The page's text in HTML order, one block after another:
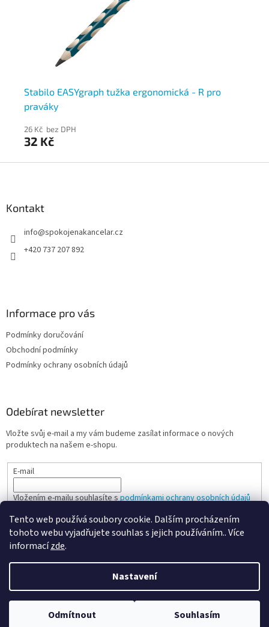
Tento web používá soubory cookie. Dalším procházením
tohoto webu vyjadřujete souhlas s jejich používáním.. Více
informacízde.
Nastavení
Odmítnout Souhlasím
Stabilo EASYgraph tužka ergonomická - R pro
praváky
26 Kč bez DPH
32 Kč
Kontakt
info@spokojenakancelar.cz
+420 737 207 892
Informace pro vás
Podmínky doručování
Obchodní podmínky
Podmínky ochrany osobních údajů
Odebírat newsletter
Vložte svůj e-mail a my vám budeme zasílat informace o nových
produktech na našem e-shopu.
E-mail
Vložením e-mailu souhlasíte spodmínkami ochrany osobních údajů
PŘIHLÁSIT SE
Vytvořil Shoptet
Copyright 2026Spokojená kancelář . Všechna práva vyhrazena.